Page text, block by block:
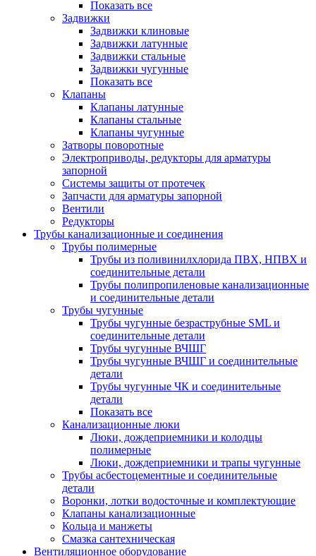
Показать все
Задвижки
Задвижки клиновые
Задвижки латунные
Задвижки стальные
Задвижки чугунные
Показать все
Клапаны
Клапаны латунные
Клапаны стальные
Клапаны чугунные
Затворы поворотные
Электроприводы, редукторы для арматуры
запорной
Системы защиты от протечек
Запчасти для арматуры запорной
Вентили
Редукторы
Трубы канализационные и соединения
Трубы полимерные
Трубы из поливинилхлорида ПВХ, НПВХ и
соединительные детали
Трубы полипропиленовые канализационные
и соединительные детали
Трубы чугунные
Трубы чугунные безраструбные SML и
соединительные детали
Трубы чугунные ВЧШГ
Трубы чугунные ВЧШГ и соединительные
детали
Трубы чугунные ЧК и соединительные
детали
Показать все
Канализационные люки
Люки, дождеприемники и колодцы
полимерные
Люки, дождеприемники и трапы чугунные
Трубы асбестоцементные и соединительные
детали
Воронки, лотки водосточные и комплектующие
Клапаны канализационные
Кольца и манжеты
Смазка сантехническая
Вентиляционное оборудование